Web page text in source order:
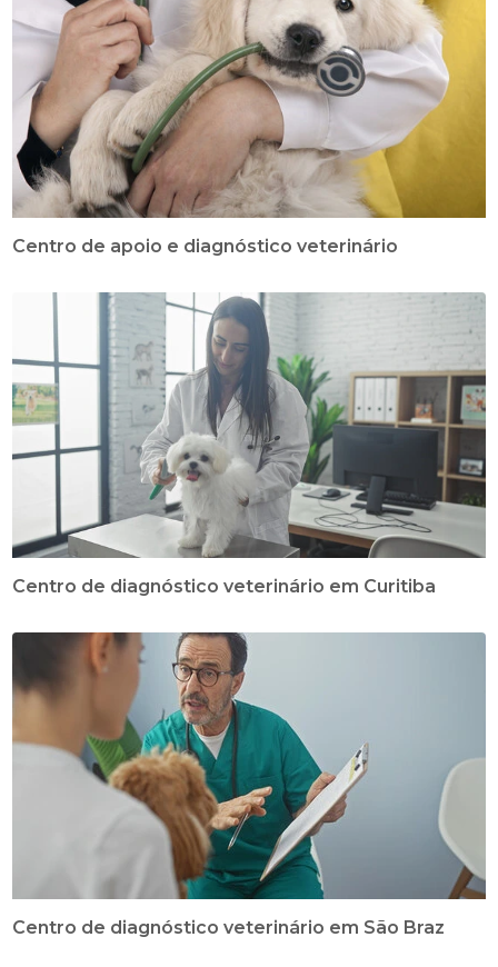
Centro de apoio e diagnóstico veterinário
Centro de diagnóstico veterinário em Curitiba
Centro de diagnóstico veterinário em São Braz